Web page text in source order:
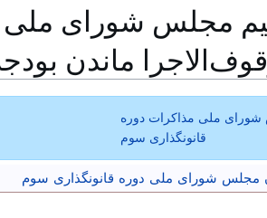
مجلس شورای ملی
ماندن
ملی مذاکرات دوره
قانونگذاری سوم
مجلس شورای ملی دوره قانونگذاری سوم